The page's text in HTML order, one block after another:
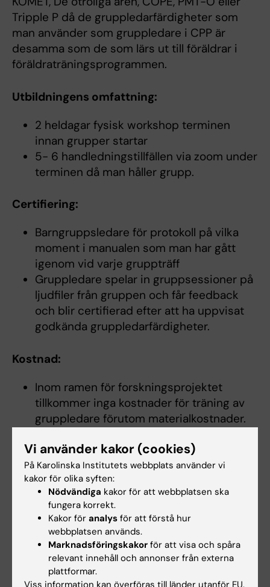
Tripple P då de gruppledarfärdigheter som
man använder som gruppledare i CPP är
desamma som de som lärs ut till föräldrar i
föräldraträningsprogrammen.
Utbildningens omfattning:​
2 heldagar fysisk workshop terminen
innan grupper startar ​
5- 6 handledningstillfällen via zoom under
terminen då man håller grupp. ​
Certifiering:
Barngruppsledare för protokoll på vilka
moment i manualen som man har gått
igenom vid varje gruppträff​
Gruppledare spelar in gruppsessioner på
ljudfiler från gruppen och får feedback
och blir certifierad efter att ha uppvisat
godkända gruppledarfärdigheter.
Kostnad:
Inom ramen för forskningsprojektet
tillkommer inga kostnader för träning av
gruppledare förutom materialkostnader.
Nästa utbildning i Stockholm:
Datum: 2-3 november
Plats: Norra Stationsgatan 69, 11364 Stockholm
Nästa utbildning i Göteborg:
Datum: 7-8 oktober
Anmälan och information: kontakta Maria
Vi använder kakor (cookies)
På Karolinska Institutets webbplats använder vi
kakor för olika syften:
Nödvändiga kakor för att webbplatsen ska
fungera korrekt.
Kakor för analys för att förstå hur
webbplatsen används.
Marknadsföringskakor för att visa och spåra
relevant innehåll och annonser från externa
plattformar.
Viss information kan överföras till länder utanför EU.